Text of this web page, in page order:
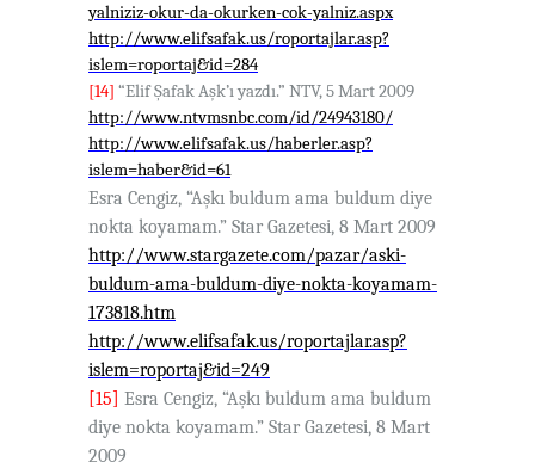
yalniziz-okur-da-okurken-cok-yalniz.aspx
http://www.elifsafak.us/roportajlar.asp?
islem=roportaj&id=284
[14] “Elif Şafak Aşk’ı yazdı.” NTV, 5 Mart 2009
http://www.ntvmsnbc.com/id/24943180/
http://www.elifsafak.us/haberler.asp?
islem=haber&id=61
Esra Cengiz, “Aşkı buldum ama buldum diye
nokta koyamam.” Star Gazetesi, 8 Mart 2009
http://www.stargazete.com/pazar/aski-
buldum-ama-buldum-diye-nokta-koyamam-
173818.htm
http://www.elifsafak.us/roportajlar.asp?
islem=roportaj&id=249
[15] Esra Cengiz, “Aşkı buldum ama buldum
diye nokta koyamam.” Star Gazetesi, 8 Mart
2009